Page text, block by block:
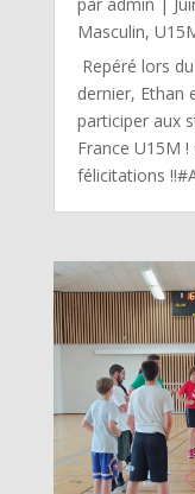
Masculin,
Repéré lors
dernier, Ethan
participer aux
France U15M
félicitations